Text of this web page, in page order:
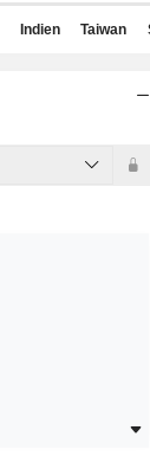
Indien Taiwan